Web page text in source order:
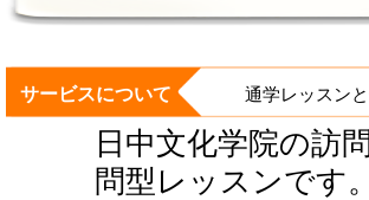
サービスについて 通学レッスン
日中文化学院の訪
問型レッスンです。